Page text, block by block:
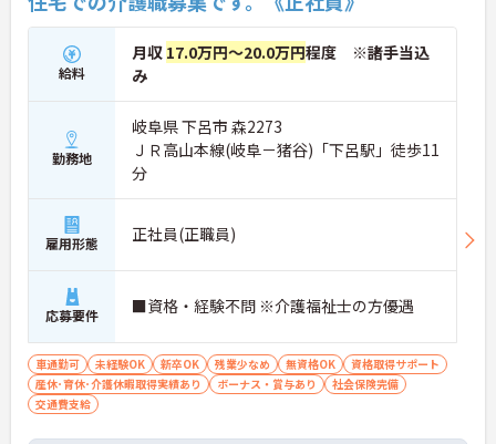
給料
月収 17.0万円～20.0万円程度 ※諸手当込
み
勤務地
岐阜県 下呂市 森2273
ＪＲ高山本線(岐阜－猪谷)「下呂駅」徒歩11
分
雇用形態 正社員(正職員)
応募要件 ■資格・経験不問 ※介護福祉士の方優遇
車通勤可 未経験OK 新卒OK 残業少なめ 無資格OK
資格取得サポート
産休･育休･介護休暇取得実績あり
ボーナス・賞与あり
社会保険完備
交通費支給